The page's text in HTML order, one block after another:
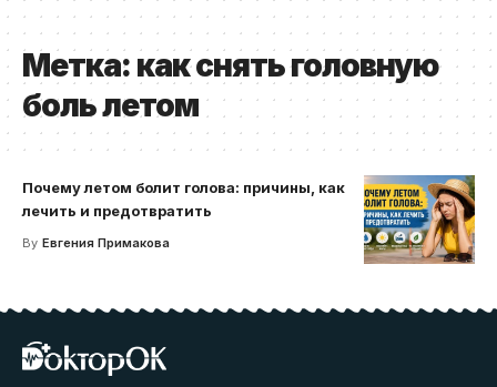
Метка: как снять головную
боль летом
Почему летом болит голова: причины, как
лечить и предотвратить
By Евгения Примакова